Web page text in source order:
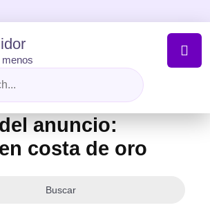
anuncio:
costa de oro
Buscar